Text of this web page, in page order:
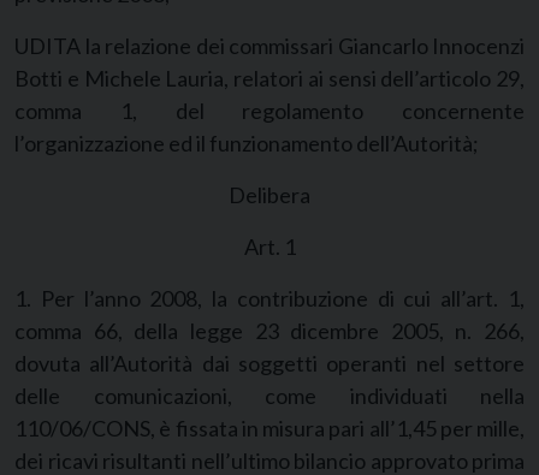
UDITA la relazione dei commissari Giancarlo Innocenzi
Botti e Michele Lauria, relatori ai sensi dell’articolo 29,
comma 1, del regolamento concernente
l’organizzazione ed il funzionamento dell’Autorità;
Delibera
Art. 1
1. Per l’anno 2008, la contribuzione di cui all’art. 1,
comma 66, della legge 23 dicembre 2005, n. 266,
dovuta all’Autorità dai soggetti operanti nel settore
delle comunicazioni, come individuati nella
110/06/CONS, è fissata in misura pari all’1,45 per mille,
dei ricavi risultanti nell’ultimo bilancio approvato prima